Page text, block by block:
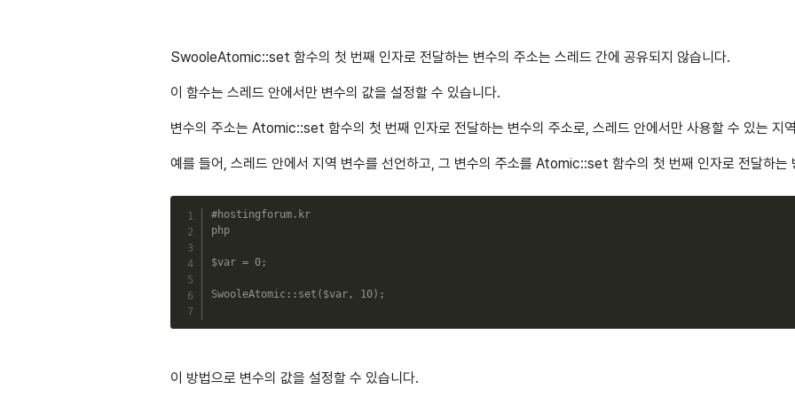
SwooleAtomic::set 함수의 첫 번째 인자로 전달하는 변수의 주소는 스레드 간에 공유되지 않습니다.
이 함수는 스레드 안에서만 변수의 값을 설정할 수 있습니다.
변수의 주소는 Atomic::set 함수의 첫 번째 인자로 전달하는 변수의 주소로, 스레드 안에서만 사용할 수 있는 지
예를 들어, 스레드 안에서 지역 변수를 선언하고, 그 변수의 주소를 Atomic::set 함수의 첫 번째 인자로 전달하는
#hostingforum.kr
php
$var = 0;
SwooleAtomic:: set ( $var, 10) ;
이 방법으로 변수의 값을 설정할 수 있습니다.